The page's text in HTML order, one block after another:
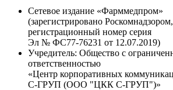
Сетевое издание «Фарммедпром»
(зарегистрировано Роскомнадзором,
регистрационный номер серия
Эл № ФС77-76231 от 12.07.2019)
Учредитель: Общество с
ответственностью
«Центр корпоративных
С-ГРУП (ООО "ЦКК С-ГРУП")»